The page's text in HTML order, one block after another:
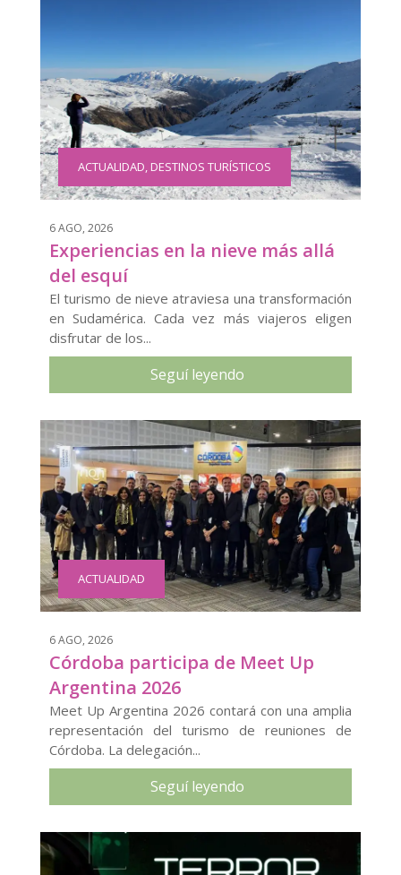
ACTUALIDAD DESTINOS TURÍSTICOS
6 AGO, 2026
Experiencias en la nieve más allá
del esquí
El turismo de nieve atraviesa una transformación
en Sudamérica. Cada vez más viajeros eligen
disfrutar de los...
Seguí leyendo
ACTUALIDAD
6 AGO, 2026
Córdoba participa de Meet Up
Argentina 2026
Meet Up Argentina 2026 contará con una amplia
representación del turismo de reuniones de
Córdoba. La delegación...
Seguí leyendo